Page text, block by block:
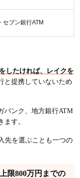
・セブン銀行ATM
したければ、レイクを
と提携していないため
バンク、地方銀行ATM
す。
先を選ぶことも一つの
限800万円までの